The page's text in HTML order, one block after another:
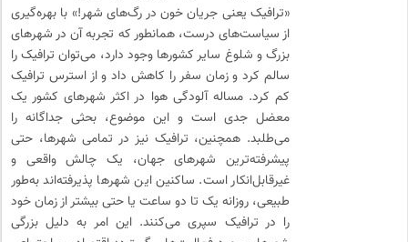
«ترافیک یعنی جریان خون در رگ‌های شهر!» با بهره‌گیری
از سیاست‌های درست، همانطور که تجربه آن در شهرهای
بزرگ و شلوغ سایر کشورها وجود دارد، می‌توان ترافیک را
سالم کرد و زمان سفر را کاهش داد و از استرس ترافیک
کم کرد. مساله آلودگی هوا در اکثر شهرهای کشور یک
معضل جدی است و این موضوع، بحثی جداگانه را
می‌طلبد. همچنین، ترافیک نیز در تمامی شهرها، حتی
پیشرفته‌ترین شهرهای جهان، یک چالش واقعی و
غیرقابل‌انکار است. ساکنین این شهرها پذیرفته‌اند به‌طور
طبیعی، روزانه یک تا دو ساعت یا حتی بیشتر از زمان خود
را در ترافیک سپری می‌کنند. این امر به دلیل بزرگی